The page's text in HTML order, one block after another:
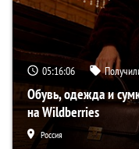
05:16:05
Обувь, одежда и
на Wildberries
Россия